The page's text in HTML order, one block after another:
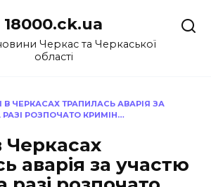
18000.ck.ua
Черкас та Черкаської
області
В ЧЕРКАСАХ ТРАПИЛАСЬ АВАРІЯ ЗА
РАЗІ РОЗПОЧАТО КРИМІН…
Черкасах
аварія за участю